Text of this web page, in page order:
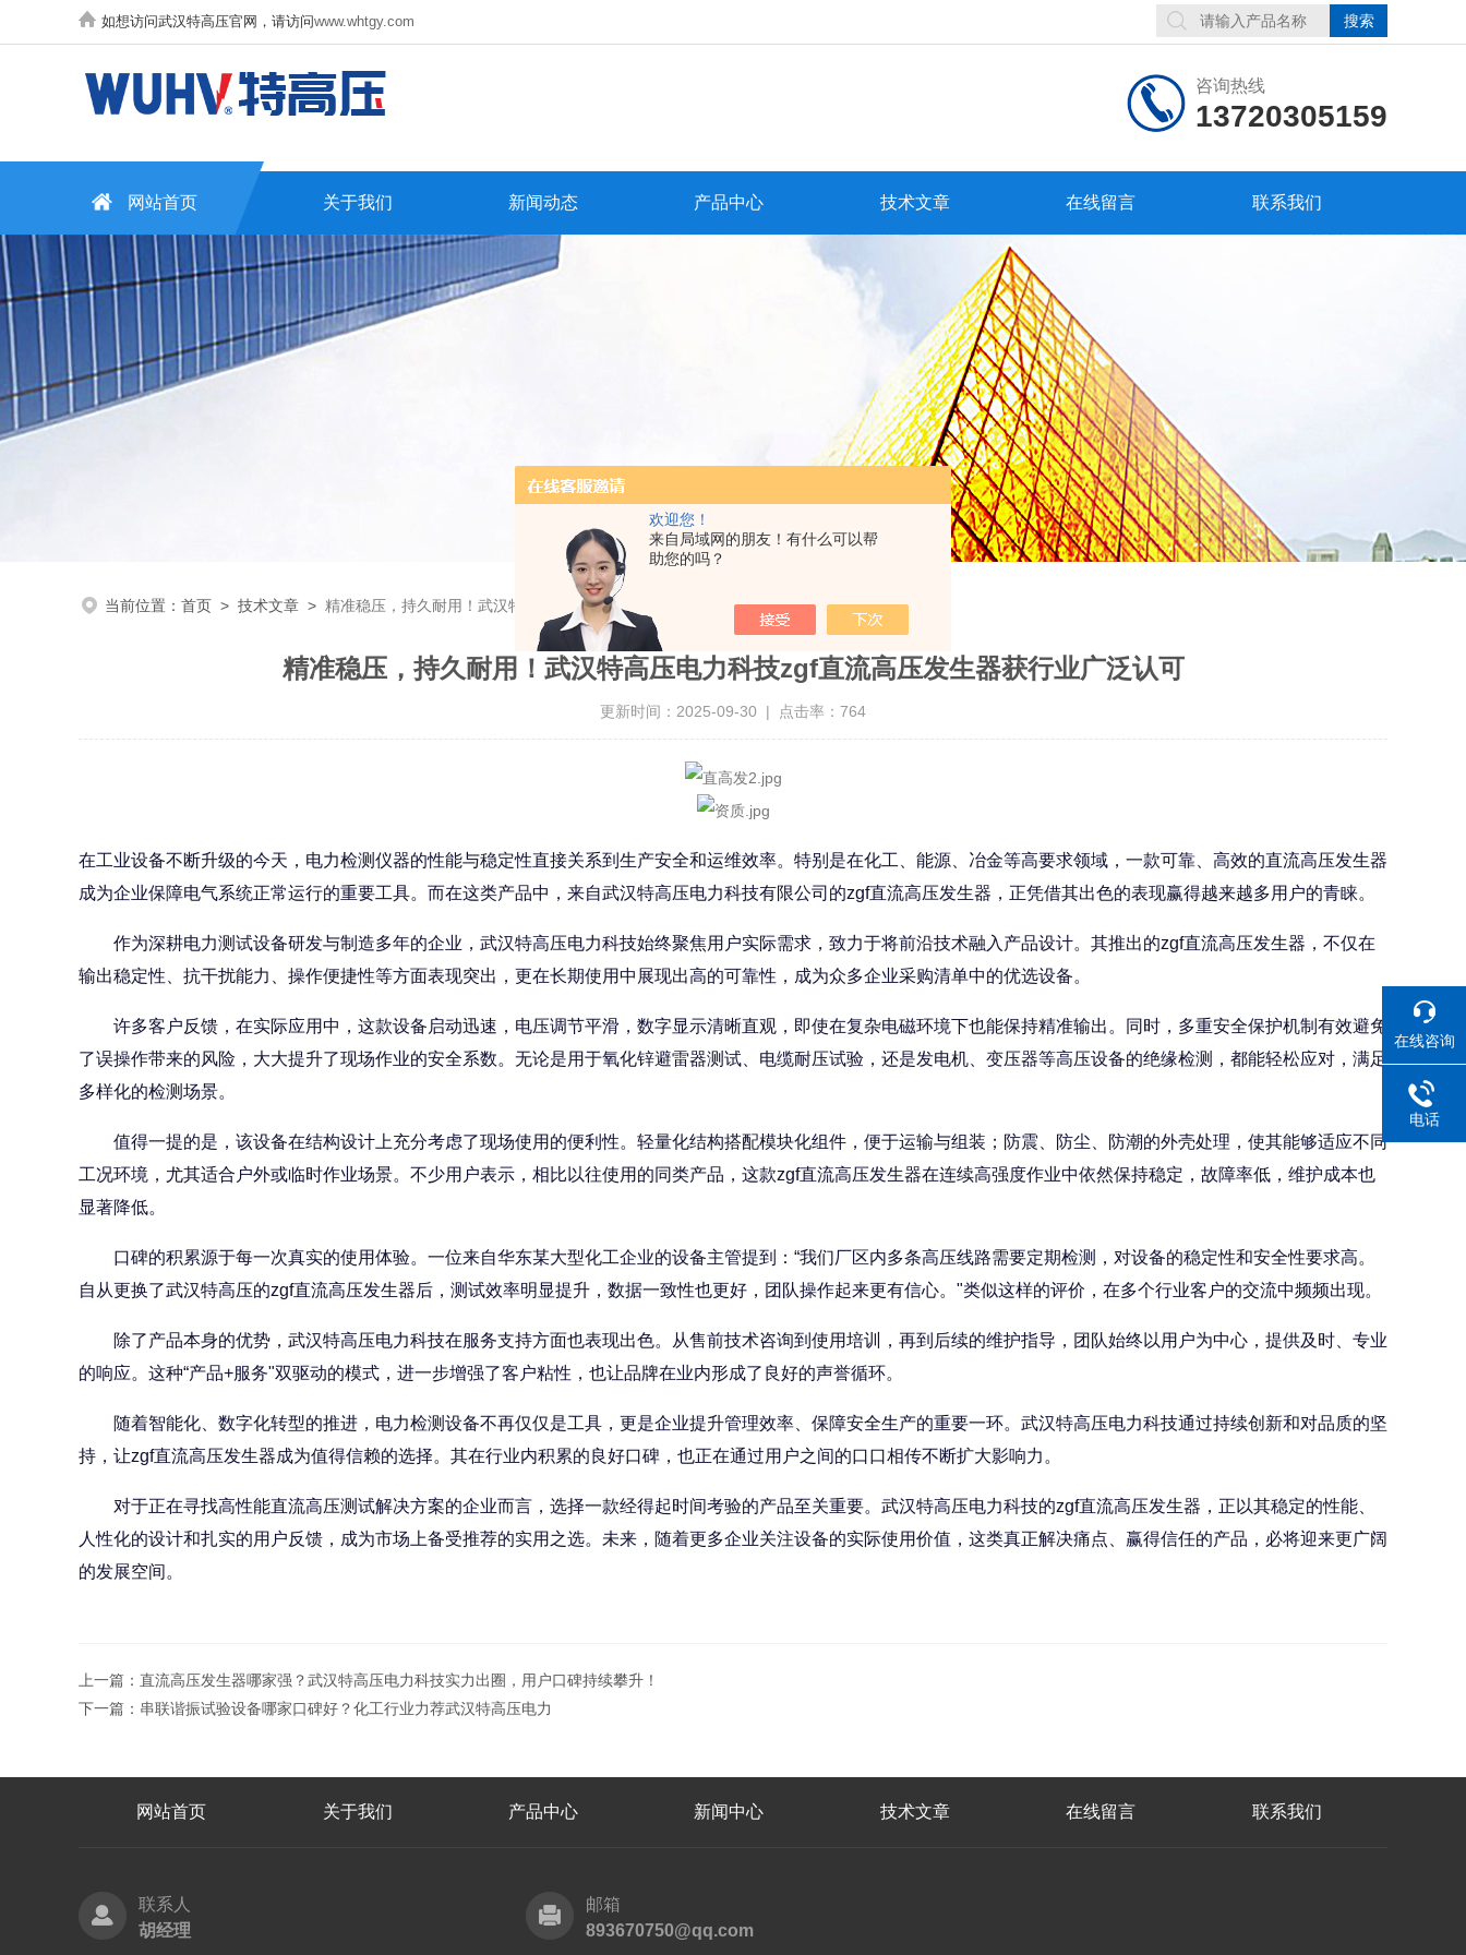
欢迎您！
来自局域网的朋友！有什么可以帮
助您的吗？
如想访问武汉特高压官网，请访问www.whtgy.com
咨询热线
13720305159
网站首页 关于我们 新闻动态 产品中心 技术文章 在线留言 联系我们
当前位置： 首页 > 技术文章 > 精准稳压，持久耐用！武汉特高压电力科技zgf直流高压发生器获行业广泛认可
精准稳压，持久耐用！武汉特高压电力科技zgf直流高压发生器获行业广泛认可
更新时间：2025-09-30 | 点击率：764
在工业设备不断升级的今天，电力检测仪器的性能与稳定性直接关系到生产安全和运维效率。特别是在化工、能源、冶金等高要求领域，一款可靠、高效的直流高压发生器
成为企业保障电气系统正常运行的重要工具。而在这类产品中，来自武汉特高压电力科技有限公司的zgf直流高压发生器，正凭借其出色的表现赢得越来越多用户的青睐。
作为深耕电力测试设备研发与制造多年的企业，武汉特高压电力科技始终聚焦用户实际需求，致力于将前沿技术融入产品设计。其推出的zgf直流高压发生器，不仅在
输出稳定性、抗干扰能力、操作便捷性等方面表现突出，更在长期使用中展现出高的可靠性，成为众多企业采购清单中的优选设备。
许多客户反馈，在实际应用中，这款设备启动迅速，电压调节平滑，数字显示清晰直观，即使在复杂电磁环境下也能保持精准输出。同时，多重安全保护机制有效避免
了误操作带来的风险，大大提升了现场作业的安全系数。无论是用于氧化锌避雷器测试、电缆耐压试验，还是发电机、变压器等高压设备的绝缘检测，都能轻松应对，满足
多样化的检测场景。
值得一提的是，该设备在结构设计上充分考虑了现场使用的便利性。轻量化结构搭配模块化组件，便于运输与组装；防震、防尘、防潮的外壳处理，使其能够适应不同
工况环境，尤其适合户外或临时作业场景。不少用户表示，相比以往使用的同类产品，这款zgf直流高压发生器在连续高强度作业中依然保持稳定，故障率低，维护成本也
显著降低。
口碑的积累源于每一次真实的使用体验。一位来自华东某大型化工企业的设备主管提到：“我们厂区内多条高压线路需要定期检测，对设备的稳定性和安全性要求高。
自从更换了武汉特高压的zgf直流高压发生器后，测试效率明显提升，数据一致性也更好，团队操作起来更有信心。"类似这样的评价，在多个行业客户的交流中频频出现。
除了产品本身的优势，武汉特高压电力科技在服务支持方面也表现出色。从售前技术咨询到使用培训，再到后续的维护指导，团队始终以用户为中心，提供及时、专业
的响应。这种“产品+服务"双驱动的模式，进一步增强了客户粘性，也让品牌在业内形成了良好的声誉循环。
随着智能化、数字化转型的推进，电力检测设备不再仅仅是工具，更是企业提升管理效率、保障安全生产的重要一环。武汉特高压电力科技通过持续创新和对品质的坚
持，让zgf直流高压发生器成为值得信赖的选择。其在行业内积累的良好口碑，也正在通过用户之间的口口相传不断扩大影响力。
对于正在寻找高性能直流高压测试解决方案的企业而言，选择一款经得起时间考验的产品至关重要。武汉特高压电力科技的zgf直流高压发生器，正以其稳定的性能、
人性化的设计和扎实的用户反馈，成为市场上备受推荐的实用之选。未来，随着更多企业关注设备的实际使用价值，这类真正解决痛点、赢得信任的产品，必将迎来更广阔
的发展空间。
上一篇： 直流高压发生器哪家强？武汉特高压电力科技实力出圈，用户口碑持续攀升！
下一篇： 串联谐振试验设备哪家口碑好？化工行业力荐武汉特高压电力​
网站首页 关于我们 产品中心 新闻中心 技术文章 在线留言 联系我们
联系人
胡经理
邮箱
893670750@qq.com
在线咨询
电话